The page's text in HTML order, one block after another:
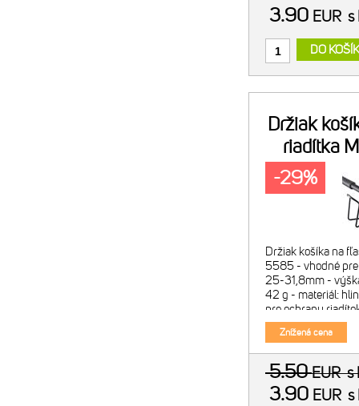
3.90 EUR s
DO
Držiak
riadítka
Držiak košíka na
5585 - vhodné
25-31,8mm -
42 g - materiál:
pre ochranu
súčasťou produktu.
Znížená cena
-29%
5.50EURs
3.90 EUR s